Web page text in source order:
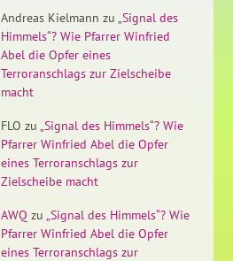
Andreas Kielmann zu „Signal des
Himmels“? Wie Pfarrer Winfried
Abel die Opfer eines
Terroranschlags zur Zielscheibe
macht
FLO zu „Signal des Himmels“? Wie
Pfarrer Winfried Abel die Opfer
eines Terroranschlags zur
Zielscheibe macht
AWQ zu „Signal des Himmels“? Wie
Pfarrer Winfried Abel die Opfer
eines Terroranschlags zur